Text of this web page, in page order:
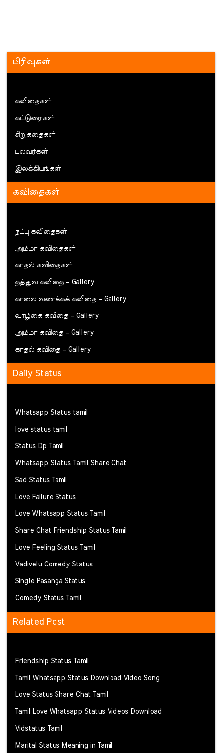
பிரிவுகள்
கவிதைகள்
கட்டுரைகள்
சிறுகதைகள்
புலவர்கள்
இலக்கியங்கள்
கவிதைகள்
நட்பு கவிதைகள்
அம்மா கவிதைகள்
காதல் கவிதைகள்
தத்துவ கவிதை – Gallery
காலை வணக்கக் கவிதை – Gallery
வாழ்கை கவிதை – Gallery
அம்மா கவிதை – Gallery
காதல் கவிதை – Gallery
Daily Status
Whatsapp Status tamil
love status tamil
Status Dp Tamil
Whatsapp Status Tamil Share Chat
Sad Status Tamil
Love Failure Status
Love Whatsapp Status Tamil
Share Chat Friendship Status Tamil
Love Feeling Status Tamil
Vadivelu Comedy Status
Single Pasanga Status
Comedy Status Tamil
Related Post
Friendship Status Tamil
Tamil Whatsapp Status Download Video Song
Love Status Share Chat Tamil
Tamil Love Whatsapp Status Videos Download
Vidstatus Tamil
Marital Status Meaning in Tamil